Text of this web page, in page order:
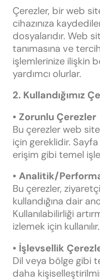
Çerezler, bir web
cihazınıza
dosyalarıdır. Web
tanımasına ve
işlemlerinize ilişkin
yardımcı olurlar.
2. Kullandığımız
• Zorunlu Çerezler
Bu çerezler web
için gereklidir.
erişim gibi temel
• Analitik/
Bu çerezler,
kullandığına dair
Kullanılabilirliği
izlemek için kullanılır.
• İşlevsellik
Dil veya bölge gibi
daha